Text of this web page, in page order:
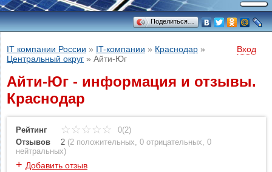
Поделиться…
IT компании России » IT-компании » Краснодар »
Центральный округ » Айти-Юг
Вход
Айти-Юг - информация и отзывы.
Краснодар
Рейтинг
0(2)
Отзывов
2 (2 положительных, 0 отрицательных, 0
нейтральных)
+ Добавить отзыв